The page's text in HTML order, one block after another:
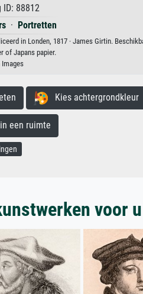
88812
· Portretten
in Londen, 1817 · James Girtin.
of Japans papier.
Kies achtergrondkleur
een ruimte
voor